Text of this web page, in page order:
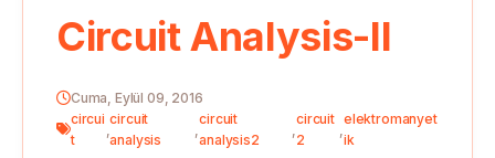
Circuit Analysis-II
Cuma, Eylül 09, 2016
circui
t
circuit
analysis
circuit
analysis2
circuit
2
elektromanyet
ik